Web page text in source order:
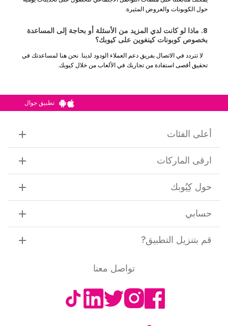
حول الكوبونات والعروض المثيرة.
8. ماذا لو كانت لدي المزيد من الأسئلة أو بحاجة إلى المساعدة
بخصوص كوبونات كينغوين على كيوبك؟
لا تتردد في الاتصال بفريق دعم العملاء الودود لدينا. نحن هنا لمساعدتك في
تحقيق أقصى استفادة من تجاربك في الألعاب من خلال كيوبك.
تطبيق جوال
أعلى الفئات
ارقى الماركات
حول كِيُوبك
حسابي
قم بتنزيل التطبيق?
تواصل معنا